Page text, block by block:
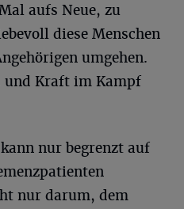
aufs Neue, zu
diese Menschen
umgehen.
und Kraft im Kampf
nur begrenzt auf
nur darum, dem